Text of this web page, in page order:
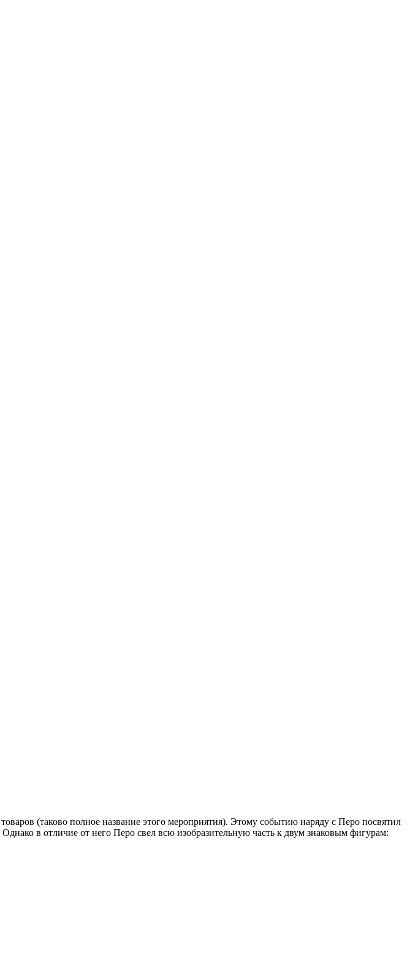
(таково полное название этого мероприятия). Этому событию наряду с Перо посвятил
в отличие от него Перо свел всю изобразительную часть к двум знаковым фигурам: